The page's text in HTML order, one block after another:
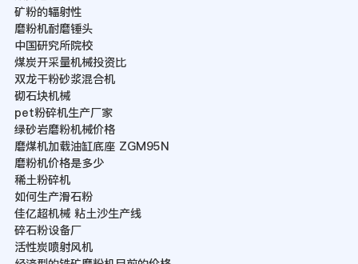
矿粉的辐射性
磨粉机耐磨锤头
中国研究所院校
煤炭开采量机械投资比
双龙干粉砂浆混合机
砌石块机械
pet粉碎机生产厂家
绿砂岩磨粉机械价格
磨煤机加载油缸底座 ZGM95N
磨粉机价格是多少
稀土粉碎机
如何生产滑石粉
佳亿超机械 粘土沙生产线
碎石粉设备厂
活性炭喷射风机